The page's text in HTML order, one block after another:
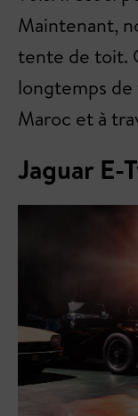
Maintenant,
tente de toit.
longtemps
Maroc et à
Jaguar E-